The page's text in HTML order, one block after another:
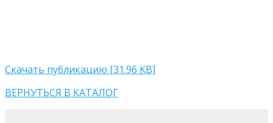
Скачать публикацию [31.96 KB]
ВЕРНУТЬСЯ В КАТАЛОГ